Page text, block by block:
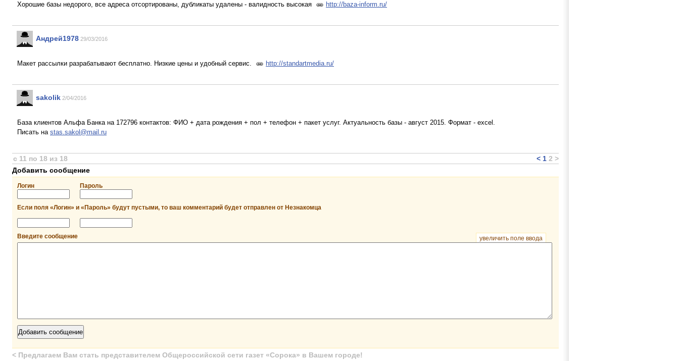
Хорошие базы недорого, все адреса отсортированы, дубликаты удалены - валидность высокая http://baza-inform.ru/
Андрей1978 29/03/2016
Макет рассылки разрабатывают бесплатно. Низкие цены и удобный сервис. http://standartmedia.ru/
sakolik 2/04/2016
База клиентов Альфа Банка на 172796 контактов: ФИО + дата рождения + пол + телефон + пакет услуг. Актуальность базы - август 2015. Формат - excel.
Писать на stas.sakol@mail.ru
с 11 по 18 из 18 < 1 2 >
Добавить сообщение
Логин Пароль
Если поля «Логин» и «Пароль» будут пустыми, то ваш комментарий будет отправлен от Незнакомца
увеличить поле ввода
Введите сообщение
< Предлагаем Вам стать представителем Общероссийской сети газет «Сорока» в Вашем городе!